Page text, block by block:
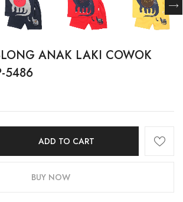
ANAK LAKI COWOK
5486
ADD TO CART
BUY NOW